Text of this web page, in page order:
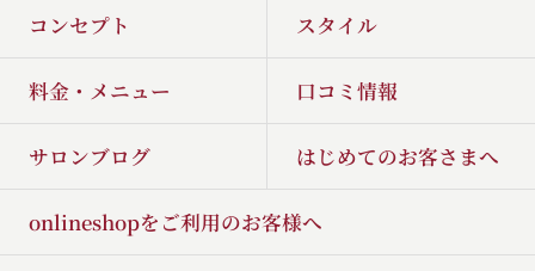
コンセプト スタイル
料金・メニュー 口コミ情報
サロンブログ はじめてのお客さまへ
onlineshopをご利用のお客様へ